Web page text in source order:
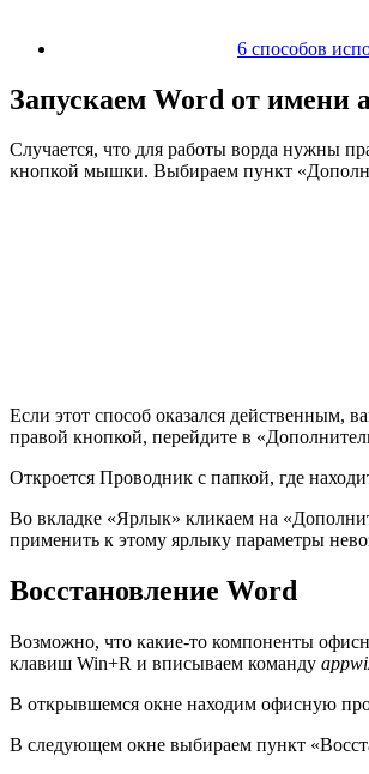
6 способов
Запускаем Word от имени
Случается, что для работы ворда нужны
кнопкой мышки. Выбираем пункт
Если этот способ оказался действенным,
правой кнопкой, перейдите в
Откроется Проводник с папкой, где
Во вкладке «Ярлык» кликаем на
применить к этому ярлыку параметры
Восстановление Word
Возможно, что какие-то компоненты
клавиш Win+R и вписываем команду
В открывшемся окне находим офисную
В следующем окне выбираем пункт